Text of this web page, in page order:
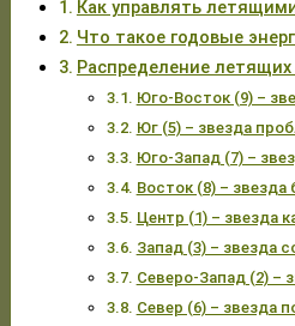
Как управлять
Что такое годовые
Распределение летящих
Юго-Восток (9) –
Юг (5) – звезда
Юго-Запад (7) –
Восток (8) – звезда
Центр (1) – звезда
Запад (3) – звезда
Северо-Запад (2) –
Север (6) – звезда